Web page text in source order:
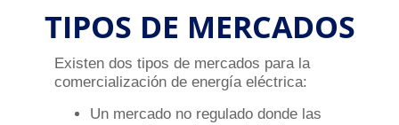
TIPOS DE MERCADOS
Existen dos tipos de mercados para la
comercialización de energía eléctrica:
Un mercado no regulado donde las